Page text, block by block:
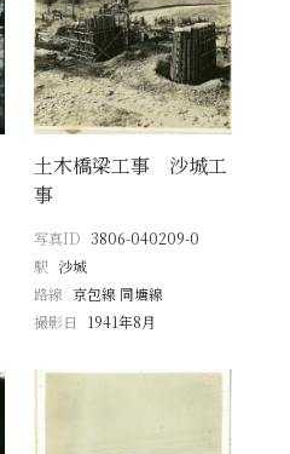
土木橋梁工事 沙城工
事
写真ID 3806-040209-0
駅 沙城
路線 京包線 同塘線
撮影日
1941年8月